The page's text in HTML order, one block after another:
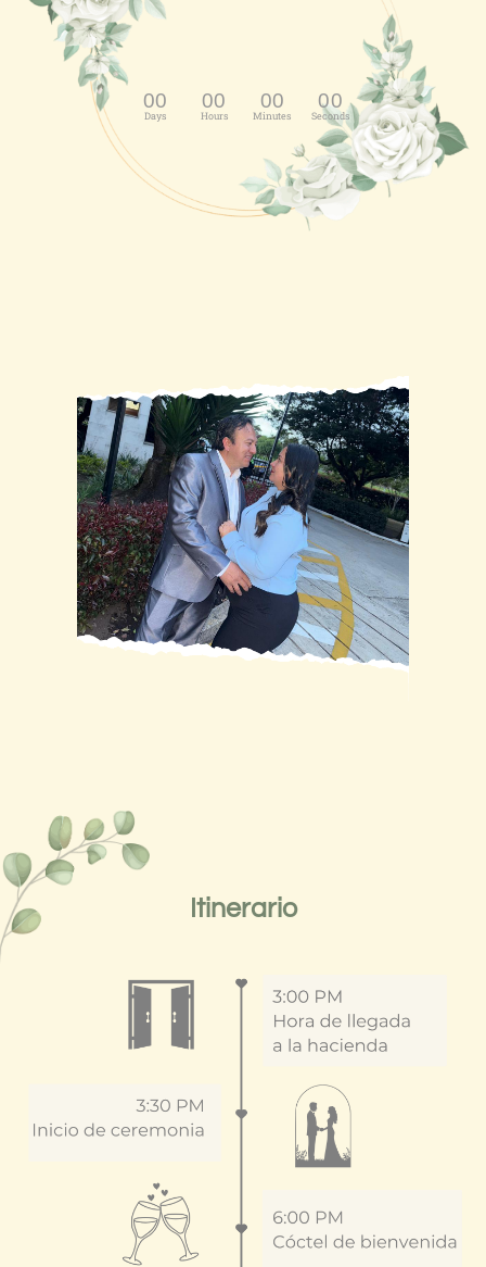
00
Days
00
Hours
00
Minutes
00
Seconds
Itinerario